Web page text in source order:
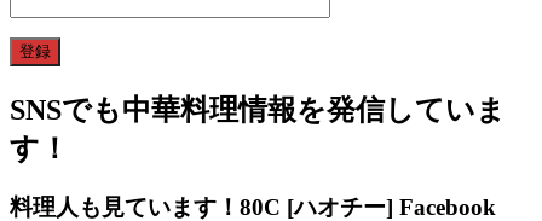
SNSでも中華料理情報を発信していま
す！
料理人も見ています！80C [ハオチー] Facebook